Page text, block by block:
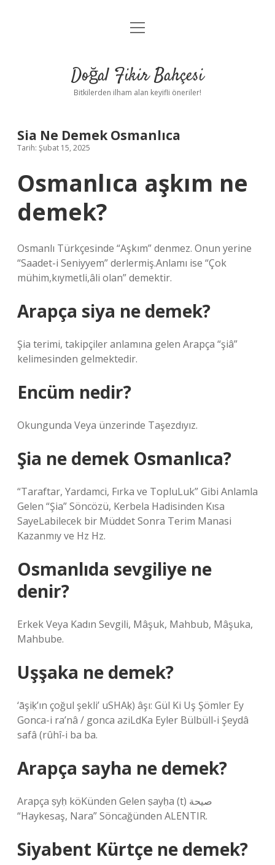
Anasayfa
Yasal Uyarı
menüyü
Doğal Fikir Bahçesi
Bitkilerden ilham alan keyifli öneriler!
Sia Ne Demek Osmanlıca
Tarih: Şubat 15, 2025
Osmanlıca aşkım ne
demek?
Osmanlı Türkçesinde “Aşkım” denmez. Onun yerine
“Saadet-i Seniyyem” derlermiş.Anlamı ise “Çok
mühim,kıymetli,âli olan” demektir.
Arapça siya ne demek?
Şia terimi, takipçiler anlamına gelen Arapça “şiâ”
kelimesinden gelmektedir.
Encüm nedir?
Okungunda Veya ünzerinde Taşezdıyız.
Şia ne demek Osmanlıca?
“Taraftar, Yardamci, Fırka ve TopluLuk” Gibi Anlamla
Gelen “Şia” Söncözü, Kerbela Hadisinden Kısa
SayeLabilecek bir Müddet Sonra Terim Manasi
Kazanmıy ve Hz Hz.
Osmanlıda sevgiliye ne
denir?
Erkek Veya Kadın Sevgili, Mâşuk, Mahbub, Mâşuka,
Mahbube.
Uşşaka ne demek?
‘āşiḳ’ın çoğul şekli’ uSHAḳ) âşı: Gül Ki Uş Şömler Ey
Gonca-i ra’nâ / gonca aziLdKa Eyler Bülbüll-i Şeydâ
safâ (rûhî-i ba ba.
Arapça sayha ne demek?
Arapça ṣyḥ köKünden Gelen ṣayḥa (t) صيحة
“Haykesaş, Nara” Söncağünden ALENTIR.
Siyabent Kürtçe ne demek?